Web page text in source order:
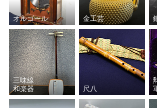
オルゴール 金工芸
三味線
和楽器
尺八